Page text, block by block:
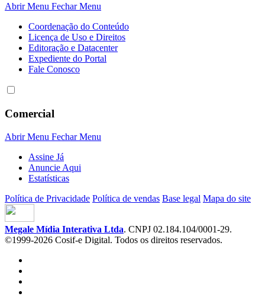
Abrir Menu Fechar Menu
Coordenação do Conteúdo
Licença de Uso e Direitos
Editoração e Datacenter
Expediente do Portal
Fale Conosco
Comercial
Abrir Menu Fechar Menu
Assine Já
Anuncie Aqui
Estatísticas
Política de Privacidade Política de vendas Base legal Mapa do site
Megale Mídia Interativa Ltda. CNPJ 02.184.104/0001-29.
©1999-2026 Cosif-e Digital. Todos os direitos reservados.